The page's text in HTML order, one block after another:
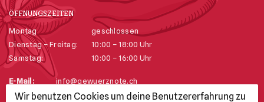
ÖFFNUNGSZEITEN
Montag
geschlossen
Dienstag – Freitag:
10:00 – 18:00 Uhr
Samstag:
10:00 – 16:00 Uhr
E-Mail:
info@gewuerznote.ch
Telefon:
+41 52 625 74 23
Wir benutzen Cookies um deine Benutzererfahrung zu